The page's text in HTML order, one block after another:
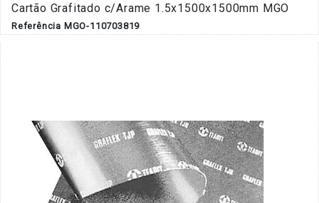
Cartão Grafitado c/Arame 1.5x1500x1500mm MGO
Referência MGO-110703819